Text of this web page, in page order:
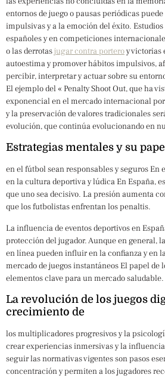
entornos de juego o pausas periódicas
impulsivas y a la emoción del éxito.
españoles y en competiciones
o las derrotasjugar contra porteroy victorias
autoestima y promover hábitos impulsivos,
percibir, interpretar y actuar sobre su
El ejemplo del « Penalty Shoot Out, que ha
exponencial en el mercado internacional
y la preservación de valores tradicionales
evolución, que continúa evolucionando en
Estrategias mentales y su
en el fútbol sean responsables y seguros En
en la cultura deportiva y lúdica En España,
que uno sea decisivo. La presión aumenta
que los futbolistas enfrentan los penaltis.
La influencia de eventos deportivos en
protección del jugador. Aunque en general,
en línea pueden influir en la confianza y en
mercado de juegos instantáneos El papel
elementos clave para un mercado saludable.
La revolución de los juegos
crecimiento de
los multiplicadores progresivos y la
crear experiencias inmersivas y la
seguir las normativas vigentes son pasos
concentración y permiten a los jugadores